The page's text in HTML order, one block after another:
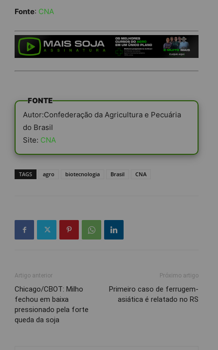
Fonte: CNA
FONTE
Autor:Confederação da Agricultura e Pecuária
do Brasil
Site: CNA
TAGS agro biotecnologia Brasil CNA
Artigo anterior
Chicago/CBOT: Milho
fechou em baixa
pressionado pela forte
queda da soja
Próximo artigo
Primeiro caso de ferrugem-
asiática é relatado no RS